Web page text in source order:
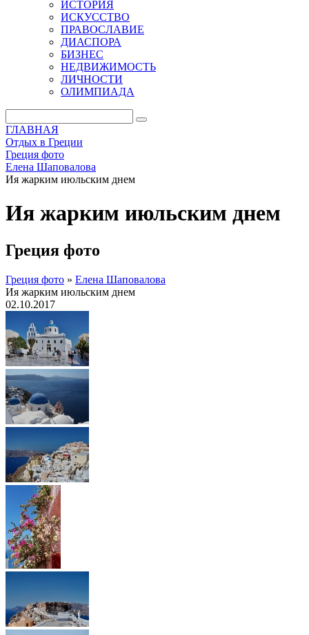
ИСТОРИЯ
ИСКУССТВО
ПРАВОСЛАВИЕ
ДИАСПОРА
БИЗНЕС
НЕДВИЖИМОСТЬ
ЛИЧНОСТИ
ОЛИМПИАДА
ГЛАВНАЯ
Отдых в Греции
Греция фото
Елена Шаповалова
Ия жарким июльским днем
Ия жарким июльским днем
Греция фото
Греция фото » Елена Шаповалова
Ия жарким июльским днем
02.10.2017